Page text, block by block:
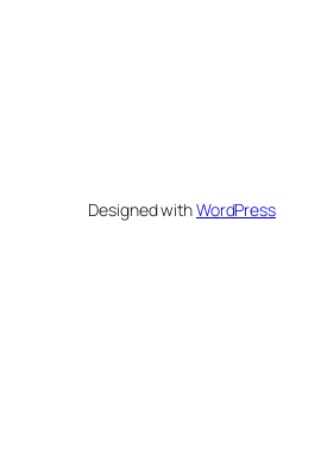
Designed withWordPress